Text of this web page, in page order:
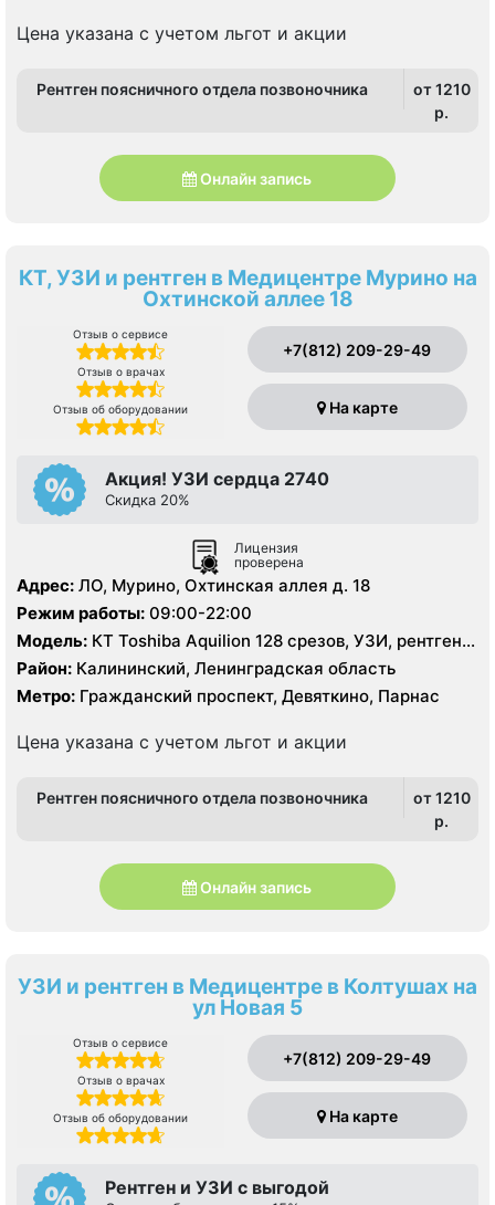
Цена указана с учетом льгот и акции
Рентген поясничного отдела позвоночника
от 1210
p.
Онлайн запись
КТ, УЗИ и рентген в Медицентре Мурино на
Охтинской аллее 18
Отзыв о сервисе
Отзыв о врачах
Отзыв об оборудовании
+7(812) 209-29-49
На карте
Акция! УЗИ сердца 2740
Скидка 20%
Лицензия
проверена
Адрес: ЛО, Мурино, Охтинская аллея д. 18
Режим работы: 09:00-22:00
Модель: КТ Toshiba Aquilion 128 срезов, УЗИ, рентген
цифровой
Район: Калининский, Ленинградская область
Метро: Гражданский проспект, Девяткино, Парнас
Цена указана с учетом льгот и акции
Рентген поясничного отдела позвоночника
от 1210
p.
Онлайн запись
УЗИ и рентген в Медицентре в Колтушах на
ул Новая 5
Отзыв о сервисе
Отзыв о врачах
Отзыв об оборудовании
+7(812) 209-29-49
На карте
Рентген и УЗИ с выгодой